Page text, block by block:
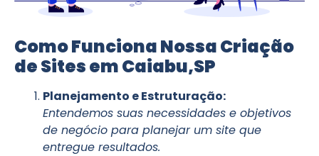
Como Funciona Nossa Criação
de Sites em Caiabu,SP
Planejamento e Estruturação:
Entendemos suas necessidades e objetivos
de negócio para planejar um site que
entregue resultados.